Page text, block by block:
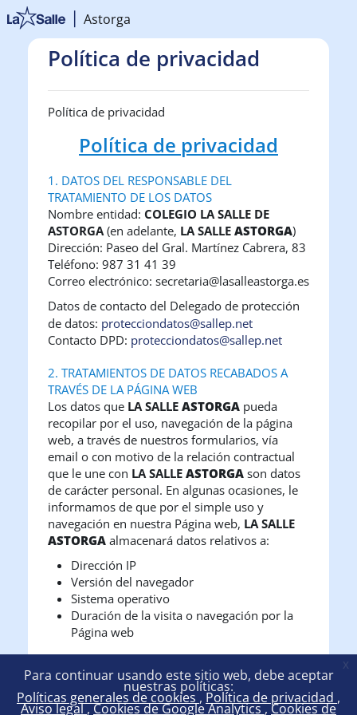
Salta al contenido principal
Para continuar usando este sitio web, debe aceptar
nuestras políticas:
Políticas generales de cookies Política de privacidad
Aviso legal Cookies de Google Analytics Cookies de
x
Astorga
Política de privacidad
Política de privacidad
Política de privacidad
1. DATOS DEL RESPONSABLE DEL
TRATAMIENTO DE LOS DATOS
Nombre entidad: COLEGIO LA SALLE DE
ASTORGA(en adelante, LA SALLE ASTORGA)
Dirección: Paseo del Gral. Martínez Cabrera, 83
Teléfono: 987 31 41 39
Correo electrónico: secretaria@lasalleastorga.es
Datos de contacto del Delegado de protección
de datos: protecciondatos@sallep.net
Contacto DPD: protecciondatos@sallep.net
2. TRATAMIENTOS DE DATOS RECABADOS A
TRAVÉS DE LA PÁGINA WEB
Los datos que LA SALLE ASTORGA pueda
recopilar por el uso, navegación de la página
web, a través de nuestros formularios, vía
email o con motivo de la relación contractual
que le une con LA SALLE ASTORGA son datos
de carácter personal. En algunas ocasiones, le
informamos de que por el simple uso y
navegación en nuestra Página web, LA SALLE
ASTORGA almacenará datos relativos a:
Dirección IP
Versión del navegador
Sistema operativo
Duración de la visita o navegación por la
Página web
Google Analytics, por lo que nos remitimos a la
Política de Privacidad de Google, ya que éste
recaba y trata tal información.